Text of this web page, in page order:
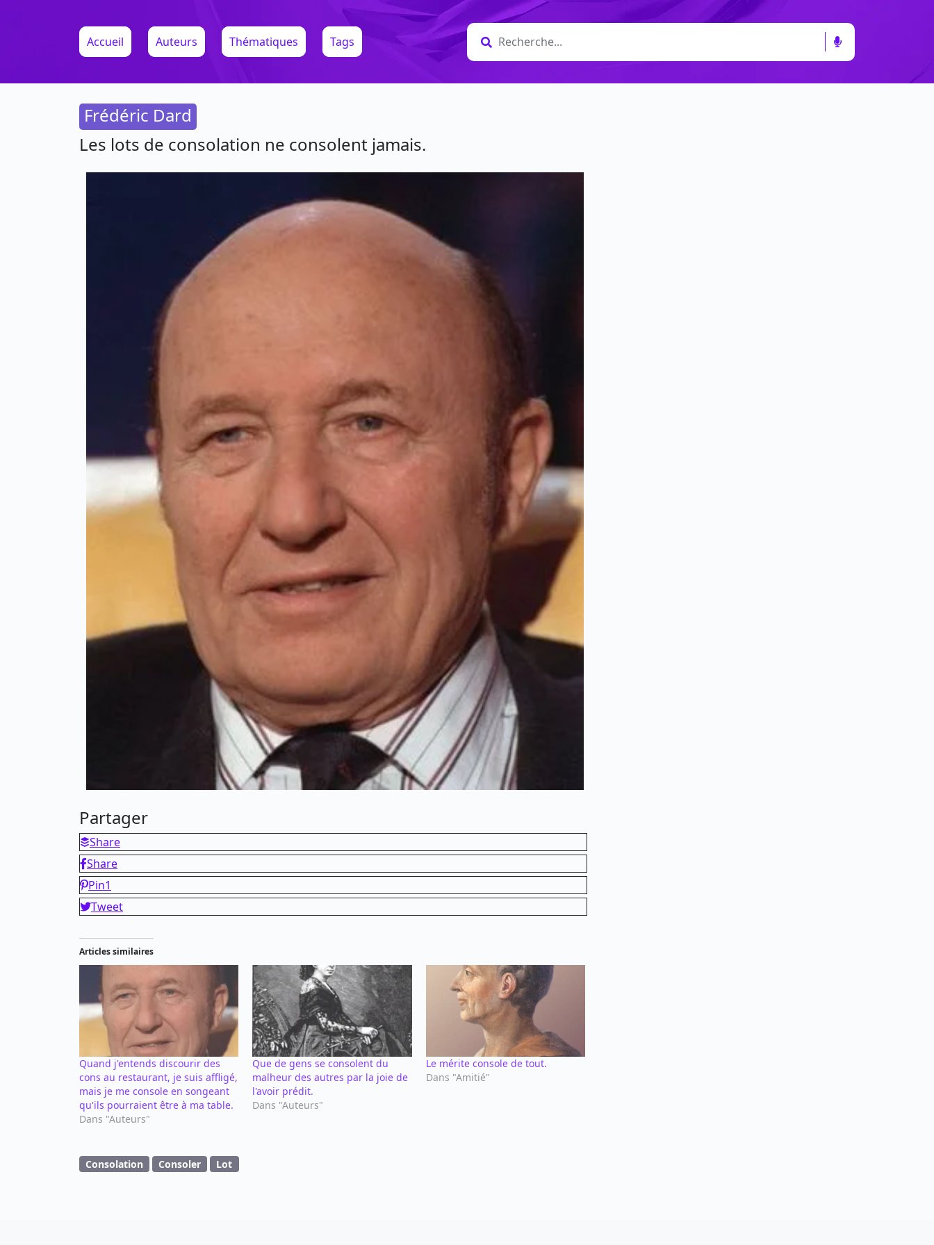
Accueil Auteurs Thématiques Tags
Frédéric Dard
Les lots de consolation ne consolent jamais.
Partager
Share
Share
Pin1
Tweet
Articles similaires
Quand j'entends discourir des
cons au restaurant, je suis affligé,
mais je me console en songeant
qu'ils pourraient être à ma table.
Dans "Auteurs"
Que de gens se consolent du
malheur des autres par la joie de
l'avoir prédit.
Dans "Auteurs"
Le mérite console de tout.
Dans "Amitié"
Consolation Consoler Lot